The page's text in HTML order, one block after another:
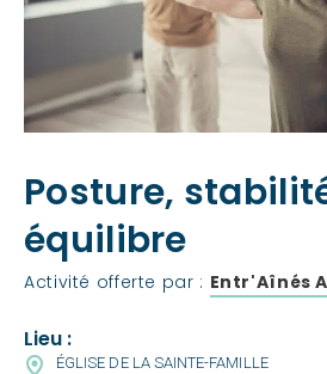
Posture,
équilibre
Activité offerte par : Entr'Aînés
Lieu :
ÉGLISE DE LA SAINTE-FAMILLE